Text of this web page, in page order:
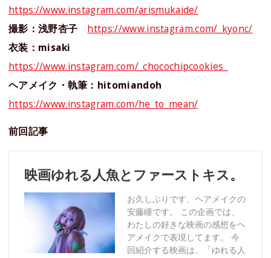
https://www.instagram.com/arismukaide/
撮影：浅野杏子
https://www.instagram.com/_kyonc/
衣装：misaki
https://www.instagram.com/_chocochipcookies_
ヘアメイク・執筆：hitomiandoh
https://www.instagram.com/he_to_mean/
前回記事